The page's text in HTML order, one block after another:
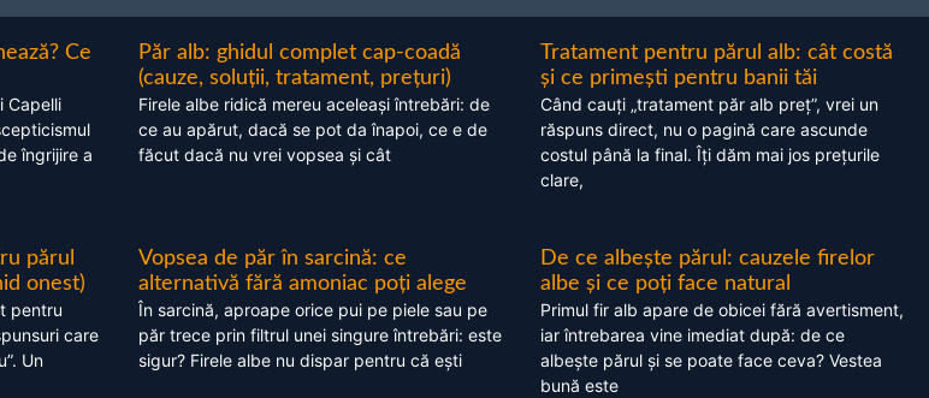
Ce
Capelli
îngrijire a
Păr alb: ghidul complet cap-coadă
(cauze, soluții, tratament, prețuri)
Firele albe ridică mereu aceleași întrebări: de
ce au apărut, dacă se pot da înapoi, ce e de
făcut dacă nu vrei vopsea și cât
Tratament pentru părul alb: cât costă
și ce primești pentru banii tăi
Când cauți „tratament păr alb preț”, vrei un
răspuns direct, nu o pagină care ascunde
costul până la final. Îți dăm mai jos prețurile
clare,
părul
onest)
pentru
care
Un
Vopsea de păr în sarcină: ce
alternativă fără amoniac poți alege
În sarcină, aproape orice pui pe piele sau pe
păr trece prin filtrul unei singure întrebări: este
sigur? Firele albe nu dispar pentru că ești
De ce albește părul: cauzele firelor
albe și ce poți face natural
Primul fir alb apare de obicei fără avertisment,
iar întrebarea vine imediat după: de ce
albește părul și se poate face ceva? Vestea
bună este